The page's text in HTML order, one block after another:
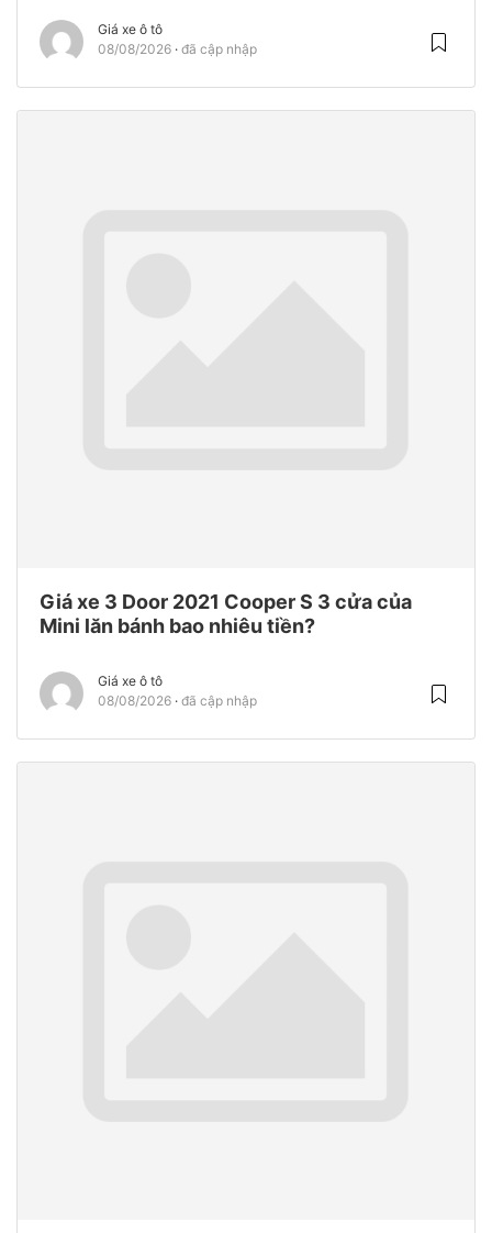
Giá xe ô tô
08/08/2026 đã cập nhập
Giá xe 3 Door 2021 Cooper S 3 cửa của
Mini lăn bánh bao nhiêu tiền?
Giá xe ô tô
08/08/2026 đã cập nhập